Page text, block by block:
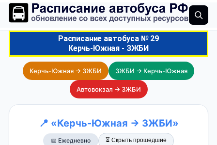
Расписание автобуса № 29
Керчь-Южная - ЗЖБИ
Керчь-Южная → ЗЖБИ ЗЖБИ → Керчь-Южная
Автовокзал → ЗЖБИ
📍 «Керчь-Южная → ЗЖБИ»
📅 Ежедневно ⏳ Скрыть прошедшие